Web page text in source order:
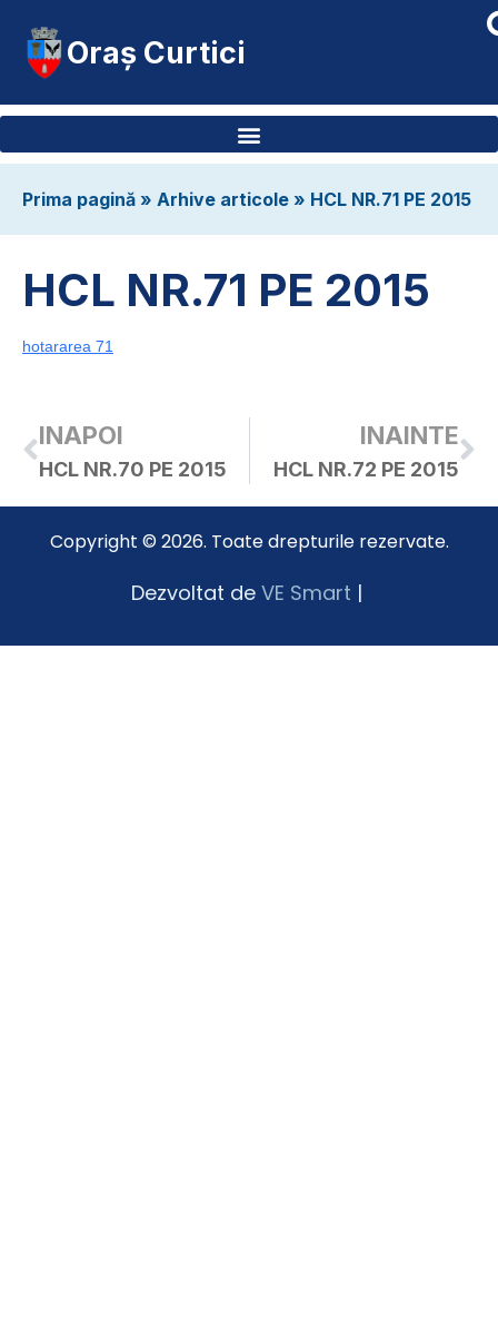
Oraș Curtici
Prima pagină » Arhive articole » HCL NR.71 PE 2015
HCL NR.71 PE 2015
hotararea 71
INAPOI
HCL NR.70 PE 2015
INAINTE
HCL NR.72 PE 2015
Copyright © 2026. Toate drepturile rezervate.
Dezvoltat de VE Smart |